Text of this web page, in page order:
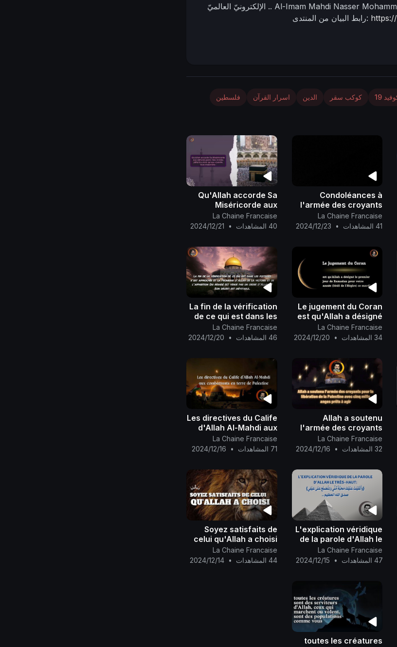
الإلكترونيّ العالميّ .. Al-Imam Mahdi Nasser
رابط البيان من المنتدى:
19 كوكب سقر الدين اسرار القرآن فلسطين
Condoléances à
l'armée des croyants
pour la libération de la
Palestine et à toute la
La Chaine Francaise
41 المشاهدات
•
2024/12/23
Qu'Allah accorde Sa
Miséricorde aux
défunts parmi Ses
invités pèlerins ainsi
La Chaine Francaise
40 المشاهدات
•
2024/12/21
Le jugement du Coran
est qu'Allah a désigné
le premier jour de
Ramadan pour votre
La Chaine Francaise
34 المشاهدات
•
2024/12/20
La fin de la vérification
de ce qui est dans les
poitrines s'est
approchée et la
La Chaine Francaise
46 المشاهدات
•
2024/12/20
Allah a soutenu
l'armée des croyants
pour la libération de la
Palestine avec cinq
La Chaine Francaise
32 المشاهدات
•
2024/12/16
Les directives du Calife
d'Allah Al-Mahdi aux
combattants en terre
de Palestine..
La Chaine Francaise
71 المشاهدات
•
2024/12/16
L'explication véridique
de la parole d'Allah le
Très-Haut
La Chaine Francaise
47 المشاهدات
•
2024/12/15
Soyez satisfaits de
celui qu'Allah a choisi
اِرتَضوا بِمَن اِختَاره الله ..
La Chaine Francaise
44 المشاهدات
•
2024/12/14
toutes les créatures